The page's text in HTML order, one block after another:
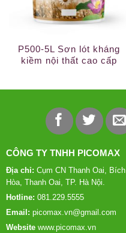
P500-5L Sơn lót kháng
kiềm nội thất cao cấp
CÔNG TY TNHH PICOMAX
Địa chỉ: Cụm CN Thanh Oai, Bích
Hòa, Thanh Oai, TP. Hà Nội.
Hotline: 081.229.5555
Email: picomax.vn@gmail.com
Websitewww.picomax.vn